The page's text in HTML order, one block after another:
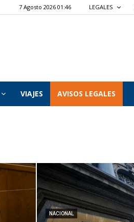
7 Agosto 2026 01:46 LEGALES
VIAJES AVISOS LEGALES
NACIONAL